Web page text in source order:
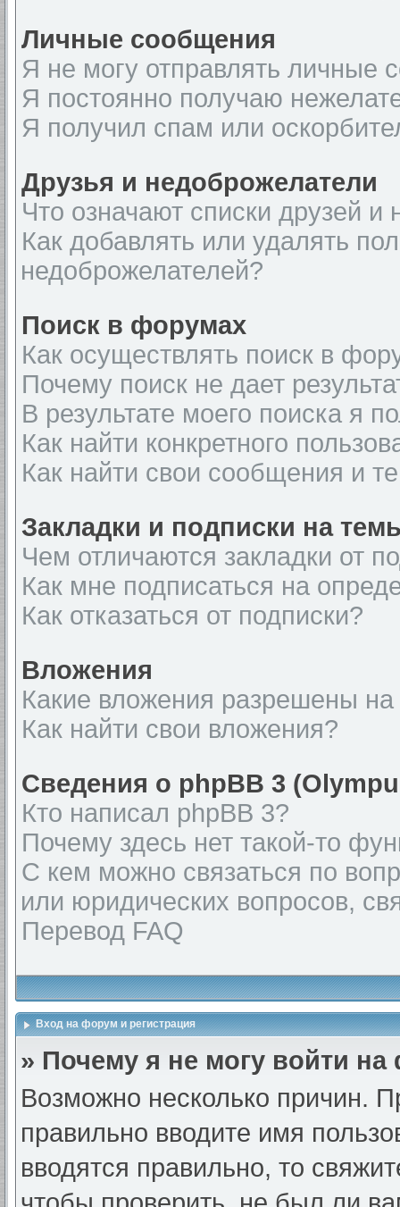
Личные сообщения
Я не могу отправлять личные
Я постоянно получаю
Я получил спам или
Друзья и недоброжелатели
Что означают списки друзей и
Как добавлять или удалять
недоброжелателей?
Поиск в форумах
Как осуществлять поиск в
Почему поиск не дает
В результате моего поиска я
Как найти конкретного
Как найти свои сообщения и
Закладки и подписки на
Чем отличаются закладки от
Как мне подписаться на
Как отказаться от подписки?
Вложения
Какие вложения разрешены
Как найти свои вложения?
Сведения о phpBB 3
Кто написал phpBB 3?
Почему здесь нет такой-то
С кем можно связаться по
или юридических вопросов,
Перевод FAQ
Вход на форум и регистрация
» Почему я не могу войти
Возможно несколько причин.
правильно вводите имя
вводятся правильно, то